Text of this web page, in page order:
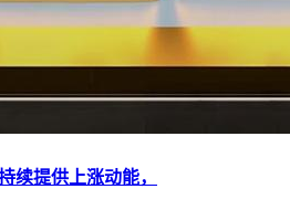
续提供上涨动能，